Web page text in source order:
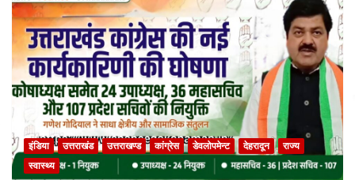
इंडिया उत्तराखंड उत्तराखण्ड कांग्रेस डेवलोपमेन्ट देहरादून
राज्य
स्वास्थ्य